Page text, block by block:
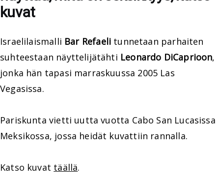
kuvat
Israelilaismalli Bar Refaeli tunnetaan parhaiten
suhteestaan näyttelijätähti Leonardo DiCaprioon,
jonka hän tapasi marraskuussa 2005 Las
Vegasissa.
Pariskunta vietti uutta vuotta Cabo San Lucasissa
Meksikossa, jossa heidät kuvattiin rannalla.
Katso kuvat täällä.